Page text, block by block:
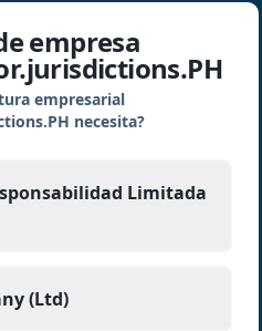
empresa
empresarial
necesita?
Limitada
(Ltd)